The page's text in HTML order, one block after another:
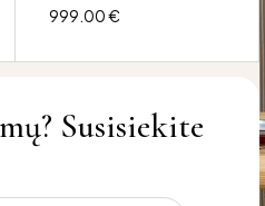
999.00€
Susisiekite